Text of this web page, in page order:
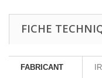
FICHE
FABRICANT